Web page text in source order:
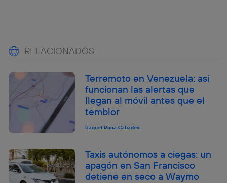
RELACIONADOS
Terremoto en Venezuela: así
funcionan las alertas que
llegan al móvil antes que el
temblor
Raquel Roca Cabades
Taxis autónomos a ciegas: un
apagón en San Francisco
detiene en seco a Waymo